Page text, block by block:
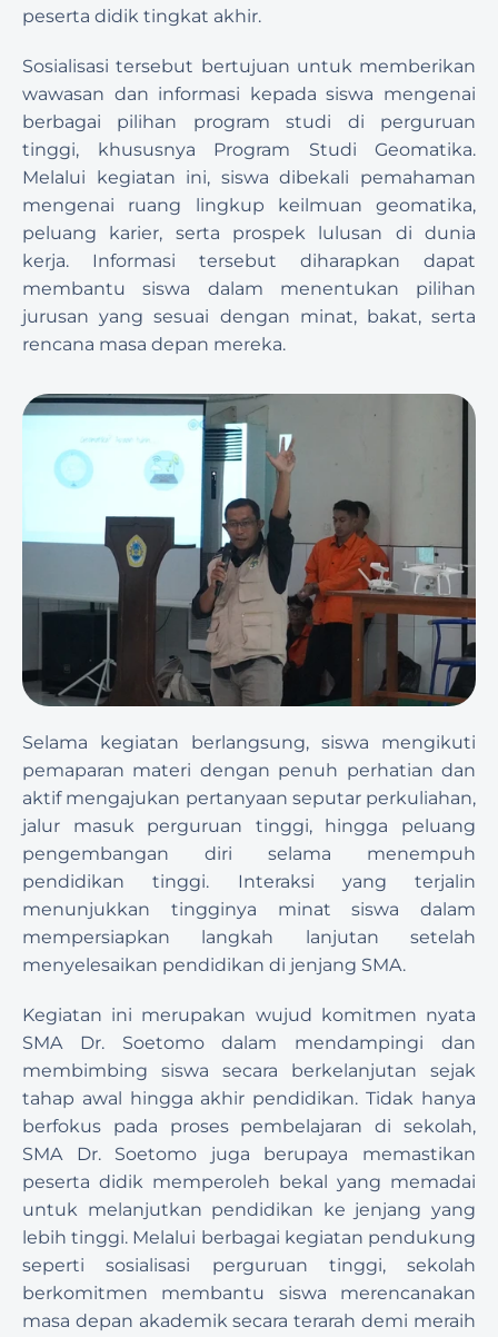
peserta didik tingkat akhir.
Sosialisasi tersebut bertujuan untuk memberikan
wawasan dan informasi kepada siswa mengenai
berbagai pilihan program studi di perguruan
tinggi, khususnya Program Studi Geomatika.
Melalui kegiatan ini, siswa dibekali pemahaman
mengenai ruang lingkup keilmuan geomatika,
peluang karier, serta prospek lulusan di dunia
kerja. Informasi tersebut diharapkan dapat
membantu siswa dalam menentukan pilihan
jurusan yang sesuai dengan minat, bakat, serta
rencana masa depan mereka.
Selama kegiatan berlangsung, siswa mengikuti
pemaparan materi dengan penuh perhatian dan
aktif mengajukan pertanyaan seputar perkuliahan,
jalur masuk perguruan tinggi, hingga peluang
pengembangan diri selama menempuh
pendidikan tinggi. Interaksi yang terjalin
menunjukkan tingginya minat siswa dalam
mempersiapkan langkah lanjutan setelah
menyelesaikan pendidikan di jenjang SMA.
Kegiatan ini merupakan wujud komitmen nyata
SMA Dr. Soetomo dalam mendampingi dan
membimbing siswa secara berkelanjutan sejak
tahap awal hingga akhir pendidikan. Tidak hanya
berfokus pada proses pembelajaran di sekolah,
SMA Dr. Soetomo juga berupaya memastikan
peserta didik memperoleh bekal yang memadai
untuk melanjutkan pendidikan ke jenjang yang
lebih tinggi. Melalui berbagai kegiatan pendukung
seperti sosialisasi perguruan tinggi, sekolah
berkomitmen membantu siswa merencanakan
masa depan akademik secara terarah demi meraih